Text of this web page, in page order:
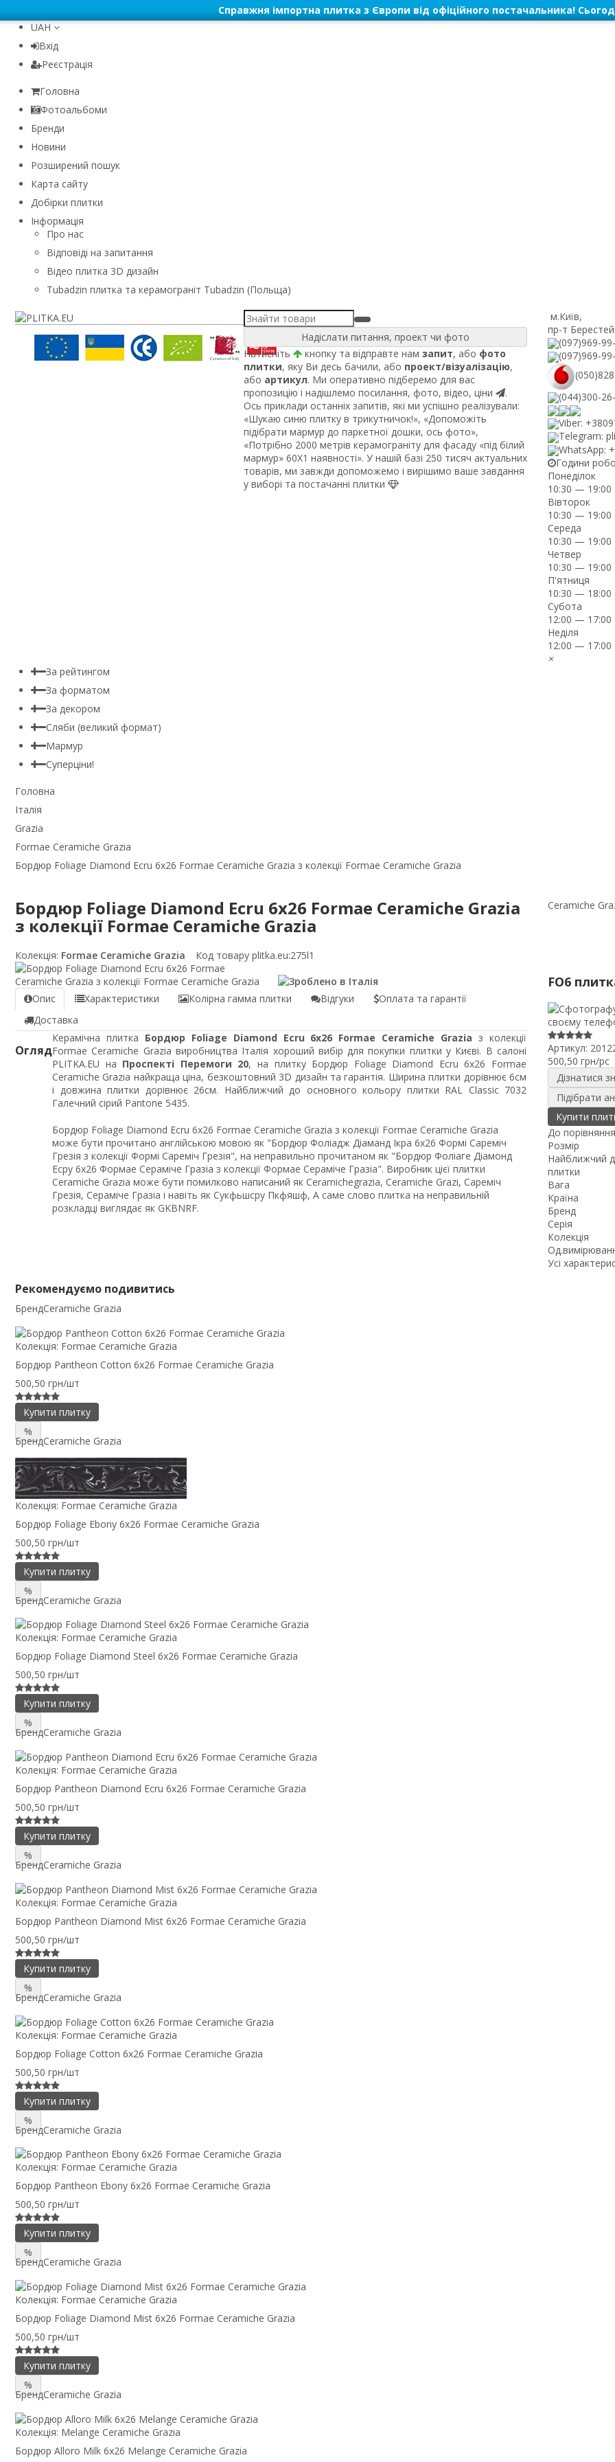
Справжня імпортна плитка з Європи від офіційного постачальника!
UAH
Вхід
Реєстрація
Головна
Фотоальбоми
Бренди
Новини
Розширений пошук
Карта сайту
Добірки плитки
Інформація
Про нас
Відповіді на запитання
Відео плитка 3D дизайн
Tubadzin плитка та керамограніт Tubadzin (Польща)
Надіслати питання, проект чи фото
Натисніть
кнопку та відправте нам запит, або фото
плитки, яку Ви десь бачили, або проект/візуалізацію,
або артикул. Ми оперативно підберемо для вас
пропозицію і надішлемо посилання, фото, відео, ціни
.
Ось приклади останніх запитів, які ми успішно реалізували:
«Шукаю синю плитку в трикутничок!», «Допоможіть
підібрати мармур до паркетної дошки, ось фото»,
«Потрібно 2000 метрів керамограніту для фасаду «під білий
мармур» 60Х1 наявності». У нашій базі 250 тисяч актуальних
товарів, ми завжди допоможемо і вирішимо ваше завдання
у виборі та постачанні плитки
м.Київ,
пр-т
(097)969-
(097)969-
(044)300-
Viber:
Telegram:
WhatsApp:
Години
Понеділок
10:30 — 19:00
Вівторок
10:30 — 19:00
Середа
10:30 — 19:00
Четвер
10:30 — 19:00
П'ятниця
10:30 — 18:00
Субота
12:00 — 17:00
Неділя
12:00 — 17:00
×
За рейтингом
За форматом
За декором
Сляби (великий формат)
Мармур
Суперціни!
Головна
Італія
Grazia
Formae Ceramiche Grazia
Бордюр Foliage Diamond Ecru 6x26 Formae Ceramiche Grazia з колекції Formae Ceramiche Grazia
Бордюр Foliage Diamond Ecru 6x26 Formae Ceramiche Grazia
з колекції Formae Ceramiche Grazia
Ceramiche
Колекція: Formae Ceramiche Grazia Код товару plitka.eu:275l1
Опис Характеристики Колірна гамма плитки Відгуки
Оплата та гарантії
Доставка
Огляд
Керамічна плитка Бордюр Foliage Diamond Ecru 6x26 Formae Ceramiche Grazia з колекції
Formae Ceramiche Grazia виробництва Італія хороший вибір для покупки плитки у Києві. В салоні
PLITKA.EU на Проспекті Перемоги 20, на плитку Бордюр Foliage Diamond Ecru 6x26 Formae
Ceramiche Grazia найкраща ціна, безкоштовний 3D дизайн та гарантія. Ширина плитки дорівнює 6см
і довжина плитки дорівнює 26см. Найближчий до основного кольору плитки RAL Classic 7032
Галечний сірий Pantone 5435.
Бордюр Foliage Diamond Ecru 6x26 Formae Ceramiche Grazia з колекції Formae Ceramiche Grazia
може бути прочитано англійською мовою як "Бордюр Фоліадж Діаманд Ікра 6x26 Формі Сареміч
Грезія з колекції Формі Сареміч Грезія", на неправильно прочитаном як "Бордюр Фоліаге Діамонд
Есру 6x26 Формае Сераміче Гразіа з колекції Формае Сераміче Гразіа". Виробник цієї плитки
Ceramiche Grazia може бути помилково написаний як Ceramichegrazia, Ceramiche Grazi, Сареміч
Грезія, Сераміче Гразіа і навіть як Сукфьшсру Пкфяшф, А саме слово плитка на неправильній
розкладці виглядає як GKBNRF.
FO6
Артикул:
500,50 грн/pc
Дізнатися
Підібрати
Купити
До порівняння
Розмір
Найближчий
плитки
Вага
Країна
Бренд
Серія
Колекція
Усі
Рекомендуємо подивитись
БрендCeramiche Grazia
Колекція: Formae Ceramiche Grazia
Бордюр Pantheon Cotton 6x26 Formae Ceramiche Grazia
500,50 грн/шт
Купити плитку
%
БрендCeramiche Grazia
Колекція: Formae Ceramiche Grazia
Бордюр Foliage Ebony 6x26 Formae Ceramiche Grazia
500,50 грн/шт
Купити плитку
%
БрендCeramiche Grazia
Колекція: Formae Ceramiche Grazia
Бордюр Foliage Diamond Steel 6x26 Formae Ceramiche Grazia
500,50 грн/шт
Купити плитку
%
БрендCeramiche Grazia
Колекція: Formae Ceramiche Grazia
Бордюр Pantheon Diamond Ecru 6x26 Formae Ceramiche Grazia
500,50 грн/шт
Купити плитку
%
БрендCeramiche Grazia
Колекція: Formae Ceramiche Grazia
Бордюр Pantheon Diamond Mist 6x26 Formae Ceramiche Grazia
500,50 грн/шт
Купити плитку
%
БрендCeramiche Grazia
Колекція: Formae Ceramiche Grazia
Бордюр Foliage Cotton 6x26 Formae Ceramiche Grazia
500,50 грн/шт
Купити плитку
%
БрендCeramiche Grazia
Колекція: Formae Ceramiche Grazia
Бордюр Pantheon Ebony 6x26 Formae Ceramiche Grazia
500,50 грн/шт
Купити плитку
%
БрендCeramiche Grazia
Колекція: Formae Ceramiche Grazia
Бордюр Foliage Diamond Mist 6x26 Formae Ceramiche Grazia
500,50 грн/шт
Купити плитку
%
БрендCeramiche Grazia
Колекція: Melange Ceramiche Grazia
Бордюр Alloro Milk 6x26 Melange Ceramiche Grazia